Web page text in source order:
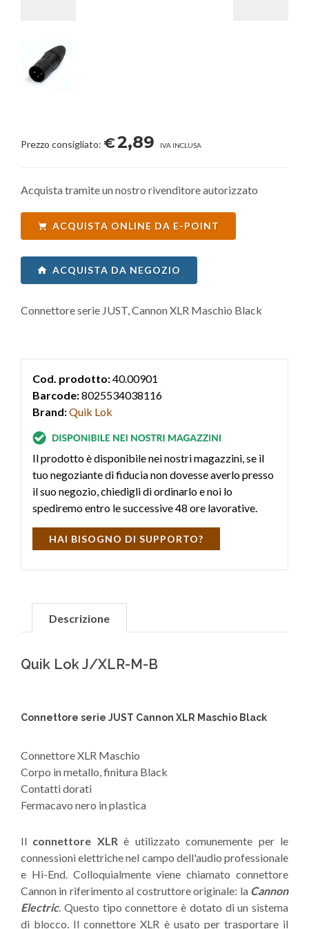
Prezzo consigliato: €2,89 IVA INCLUSA
Acquista tramite un nostro rivenditore autorizzato
ACQUISTA ONLINE DA E-POINT
ACQUISTA DA NEGOZIO
Connettore serie JUST, Cannon XLR Maschio Black
Cod. prodotto:40.00901
Barcode:8025534038116
Brand:Quik Lok
Il prodotto è disponibile nei nostri magazzini, se il
tuo negoziante di fiducia non dovesse averlo presso
il suo negozio, chiedigli di ordinarlo e noi lo
spediremo entro le successive 48 ore lavorative.
HAI BISOGNO DI SUPPORTO?
Descrizione
Quik Lok J/XLR-M-B
Connettore serie JUST Cannon XLR Maschio Black
Connettore XLR Maschio
Corpo in metallo, finitura Black
Contatti dorati
Fermacavo nero in plastica
Il connettore XLR è utilizzato comunemente per le
connessioni elettriche nel campo dell'audio professionale
e Hi-End. Colloquialmente viene chiamato connettore
Cannon in riferimento al costruttore originale: la Cannon
Electric. Questo tipo connettore è dotato di un sistema
di blocco. Il connettore XLR è usato per trasportare il